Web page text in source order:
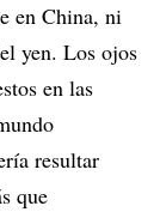
en China, ni
yen. Los ojos
en las
resultar
que